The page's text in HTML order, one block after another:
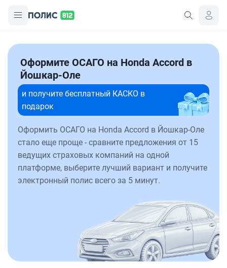
Оформите ОСАГО на Honda Accord в
Йошкар-Оле
и получите бесплатный КАСКО в
подарок
Оформить ОСАГО на Honda Accord в Йошкар-Оле
стало еще проще - сравните предложения от 15
ведущих страховых компаний на одной
платформе, выберите лучший вариант и получите
электронный полис всего за 5 минут.